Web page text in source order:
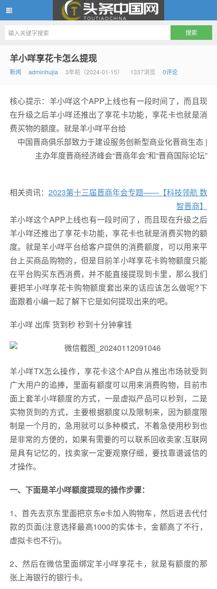
头条中国网
羊小咩享花卡怎么提现
新闻 adminhujia 3年前（2024-01-15） 1337浏览 0评论
核心提示：羊小咩这个APP上线也有一段时间了，而且现
在升级之后羊小咩还推出了享花卡功能，享花卡也就是消
费买物的额度。就是羊小咩平台给
中国晋商俱乐部致力于建设服务创新型商业化晋商生态 |
主办年度晋商经济峰会“晋商年会”和“晋商国际论坛”
相关资讯： 2023第十三届晋商年会专题——【科技领航 数
智晋商】
羊小咩这个APP上线也有一段时间了，而且现在升级之后
羊小咩还推出了享花卡功能，享花卡也就是消费买物的额
度。就是羊小咩平台给客户提供的消费额度，可以用来平
台上买商品购物的，但是目前羊小咩享花卡购物额度只能
在平台购买东西消费，并不能直接提现到卡里，那么我们
要把羊小咩享花卡购物额度套出来的话应该怎么做呢?下
面跟着小编一起了解下它是如何提现出来的吧。
羊小咩 出库 货到秒 秒到十分钟拿钱
羊小咩TX怎么操作，享花卡这个AP自从推出市场就受到
广大用户的追捧，里面有额度可以用来消费购物，目前市
面上套羊小咩额度的方式，一是虚拟产品可以秒到，二是
实物货到的方式，主要根据额度以及限制来，因为额度限
制是一个月的，急用就可以多种模式，不着急使用秒到也
是非常的方便的，如果有需要的可以联系回收卖家;互联网
是具有记忆的，找卖家一定要观察仔细，要找靠谱诚信的
才操作。
一、下面是羊小咩额度提现的操作步骤：
1、首先去京东里面把京东e卡加入购物车，然后进去代付
款的页面(注意选择最高1000的实体卡，金额高了不行，
虚拟卡也不行)。
2、然后在微信里面绑定羊小咩享花卡，就是有额度的那
张上海银行的银行卡。